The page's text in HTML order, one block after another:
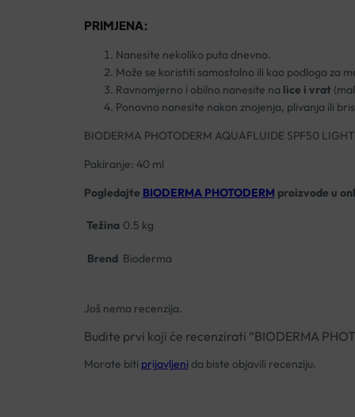
PRIMJENA:
Nanesite nekoliko puta dnevno.
Može se koristiti samostalno ili kao podloga za
Ravnomjerno i obilno nanesite na lice i vrat
Ponovno nanesite nakon znojenja, plivanja ili
BIODERMA PHOTODERM AQUAFLUIDE SPF50
Pakiranje: 40 ml
Pogledajte BIODERMA PHOTODERM proizvode u
Težina 0.5 kg
Brend Bioderma
Još nema recenzija.
Budite prvi koji će recenzirati “BIODERMA
Morate biti prijavljeni da biste objavili recenziju.